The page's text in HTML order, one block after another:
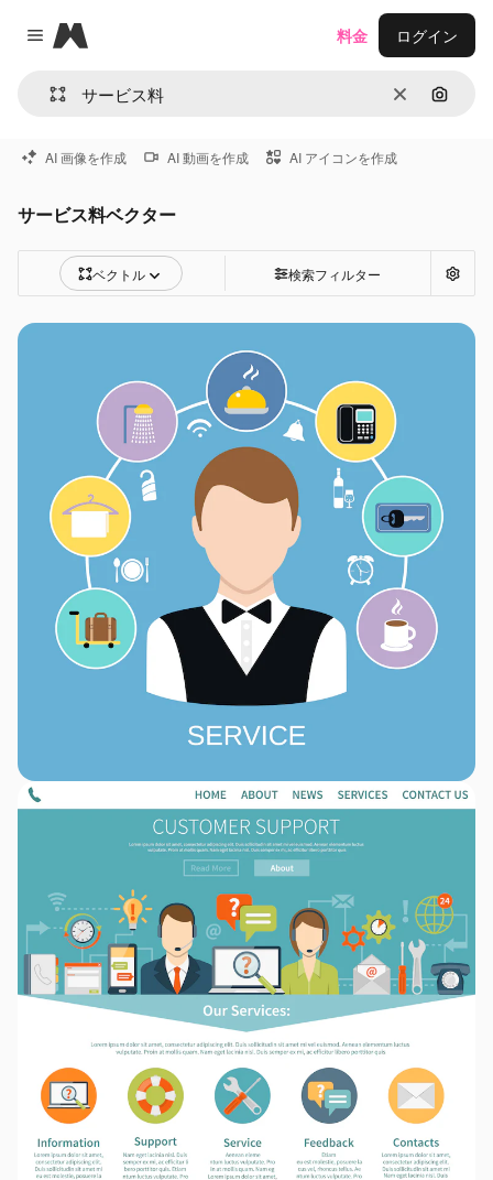
Close menu
Magnific
消去 画像で
料金 ログイン
AI 画像を作成 AI 動画を作成 AI アイコンを作成
サービス料ベクター
ベクトル 検索フィルター